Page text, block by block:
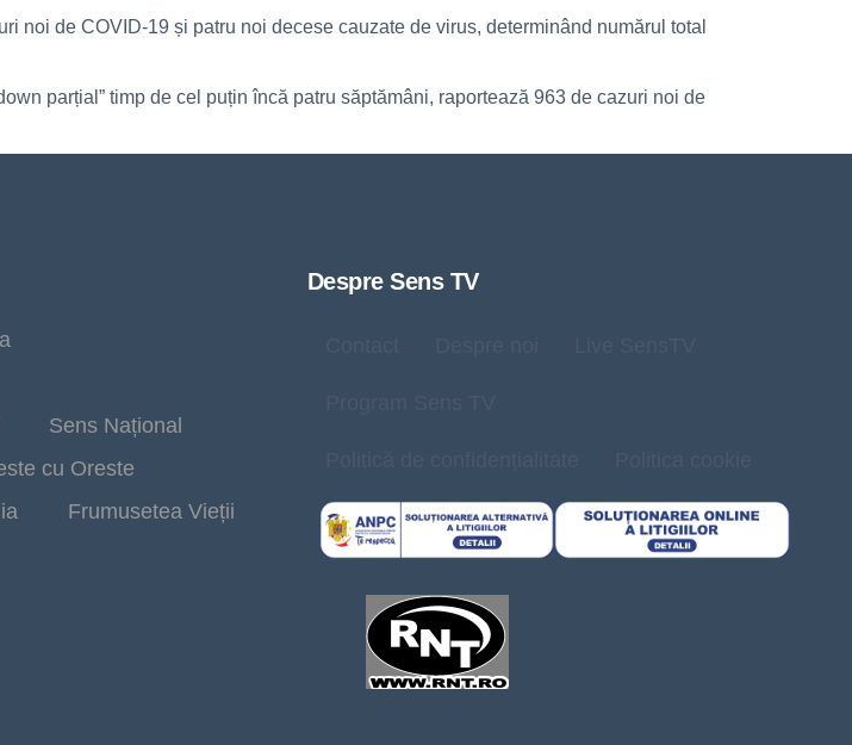
noi de COVID-19 și patru noi decese cauzate de virus, determinând numărul total
parțial” timp de cel puțin încă patru săptămâni, raportează 963 de cazuri noi de
Sens Național
cu Oreste
Frumusetea Vieții
Despre Sens TV